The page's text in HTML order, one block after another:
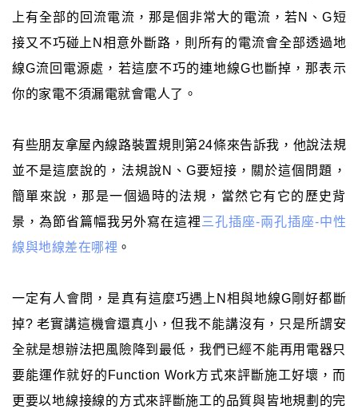
上有全部的回流電流，那是個非常大的電流，若N、G短
接又不巧碰上N相意外斷路，則所有的電流會全部透過地
線G流回電源處，若這麼不巧的連地線G也斷掉，那表示
你的家電不須漏電就會電人了。
有些朋友拿屋內線路裝置規則第24條來告訴我，他說法規
並不是這麼說的，法規說N、G要短接，關於這個問題，
簡單來說，那是一個過時的法規，當然它有它的歷史背
景，為節省篇幅我另外寫在這裡三孔插座-兩孔插座-中性
線與地線差在哪裡 。
一定有人會問，是真有這麼巧遇上N相與地線G剛好都斷
掉? 老實講這機會還真小，但我不能講沒有，只是所謂安
全就是想辦法把風險降到最低，我們已經不能再用電器只
要能運作就好的Function Work方式來評斷施工好壞，而
更要以地線接線的方式來評斷施工的品質與皆地規劃的完